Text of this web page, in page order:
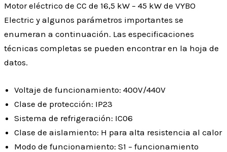
Motor eléctrico de CC de 16,5 kW – 45 kW de VYBO
Electric y algunos parámetros importantes se
enumeran a continuación. Las especificaciones
técnicas completas se pueden encontrar en la hoja de
datos.
Voltaje de funcionamiento: 400V/440V
Clase de protección: IP23
Sistema de refrigeración: IC06
Clase de aislamiento: H para alta resistencia al calor
Modo de funcionamiento: S1 – funcionamiento